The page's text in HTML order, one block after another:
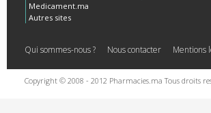
Medicament.ma
Autres sites
Qui sommes-nous ? Nous contacter Mentions
Copyright © 2008 - 2012 Pharmacies.ma Tous droits